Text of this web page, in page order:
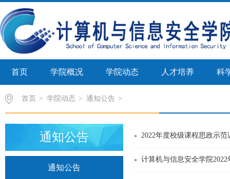
首页 学院概况 学院动态 人才培养 科
首页 > 学院动态 > 通知公告
通知公告
通知公告
2022年度校级课程思政示
计算机与信息安全学院